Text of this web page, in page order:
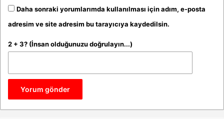
Daha sonraki yorumlarımda kullanılması için adım, e-posta
adresim ve site adresim bu tarayıcıya kaydedilsin.
2 + 3? (İnsan olduğunuzu doğrulayın...)